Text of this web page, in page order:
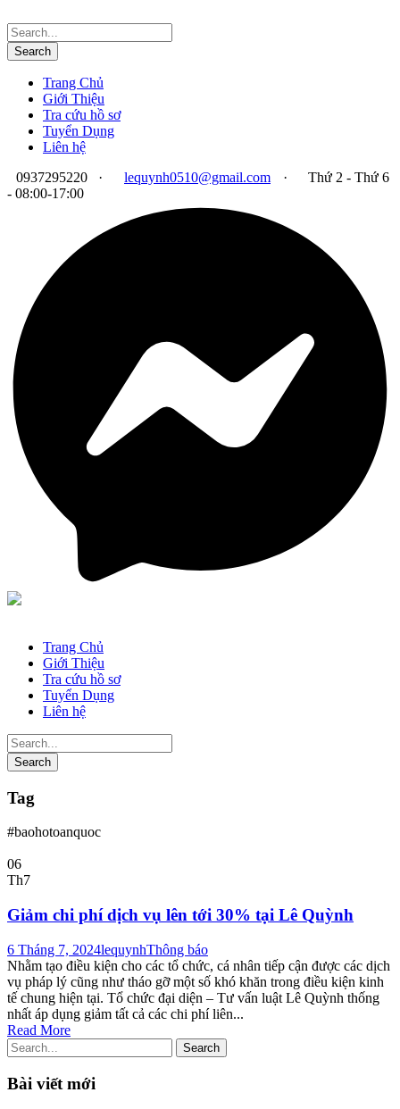
Trang Chủ
Giới Thiệu
Tra cứu hồ sơ
Tuyển Dụng
Liên hệ
0937295220
· lequynh0510@gmail.com ·
Thứ 2 - Thứ 6
- 08:00-17:00
Trang Chủ
Giới Thiệu
Tra cứu hồ sơ
Tuyển Dụng
Liên hệ
Tag
#baohotoanquoc
06
Th7
Giảm chi phí dịch vụ lên tới 30% tại Lê Quỳnh
6 Tháng 7, 2024lequynhThông báo
Nhằm tạo điều kiện cho các tổ chức, cá nhân tiếp cận được các dịch
vụ pháp lý cũng như tháo gỡ một số khó khăn trong điều kiện kinh
tế chung hiện tại. Tổ chức đại diện – Tư vấn luật Lê Quỳnh thống
nhất áp dụng giảm tất cả các chi phí liên...
Read More
Bài viết mới